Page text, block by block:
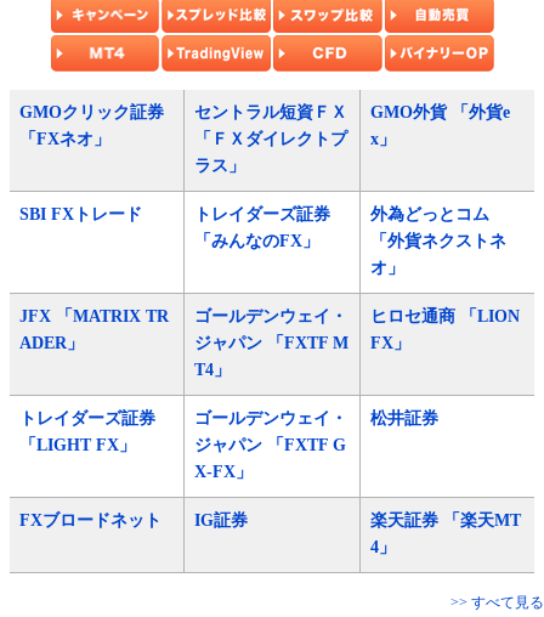
GMOクリック証券
「FXネオ」
セントラル短資ＦＸ
「ＦＸダイレクトプ
ラス」
GMO外貨 「外貨e
x」
SBI FXトレード
トレイダーズ証券
「みんなのFX」
外為どっとコム
「外貨ネクストネ
オ」
JFX 「MATRIX TR
ADER」
ゴールデンウェイ・
ジャパン 「FXTF M
T4」
ヒロセ通商 「LION
FX」
トレイダーズ証券
「LIGHT FX」
ゴールデンウェイ・
ジャパン 「FXTF G
X-FX」
松井証券
FXブロードネット IG証券
楽天証券 「楽天MT
4」
>> すべて見る